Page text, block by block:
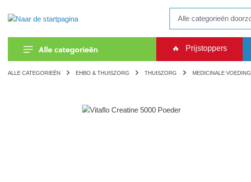
Alle categorieën 🔥 Prijstoppers
ALLE CATEGORIEËN EHBO & THUISZORG THUISZORG MEDICINALE VOEDING
component.cms.imageGallery.skipImageGallery